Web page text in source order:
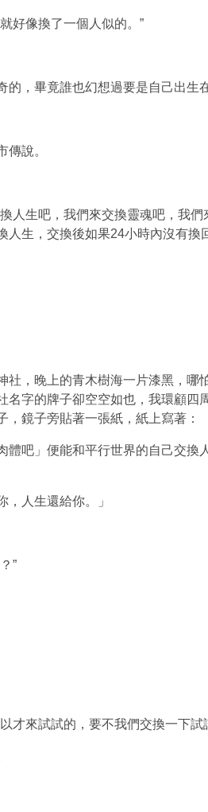
好像換了一個人似的。”
，畢竟誰也幻想過要是自己出生
傳說。
人生吧，我們來交換靈魂吧，我
人生，交換後如果24小時內沒有換
，晚上的青木樹海一片漆黑，
字的牌子卻空空如也，我環顧
鏡子旁貼著一張紙，紙上寫著：
吧」便能和平行世界的自己交換
人生還給你。」
”
才來試試的，要不我們交換一下試